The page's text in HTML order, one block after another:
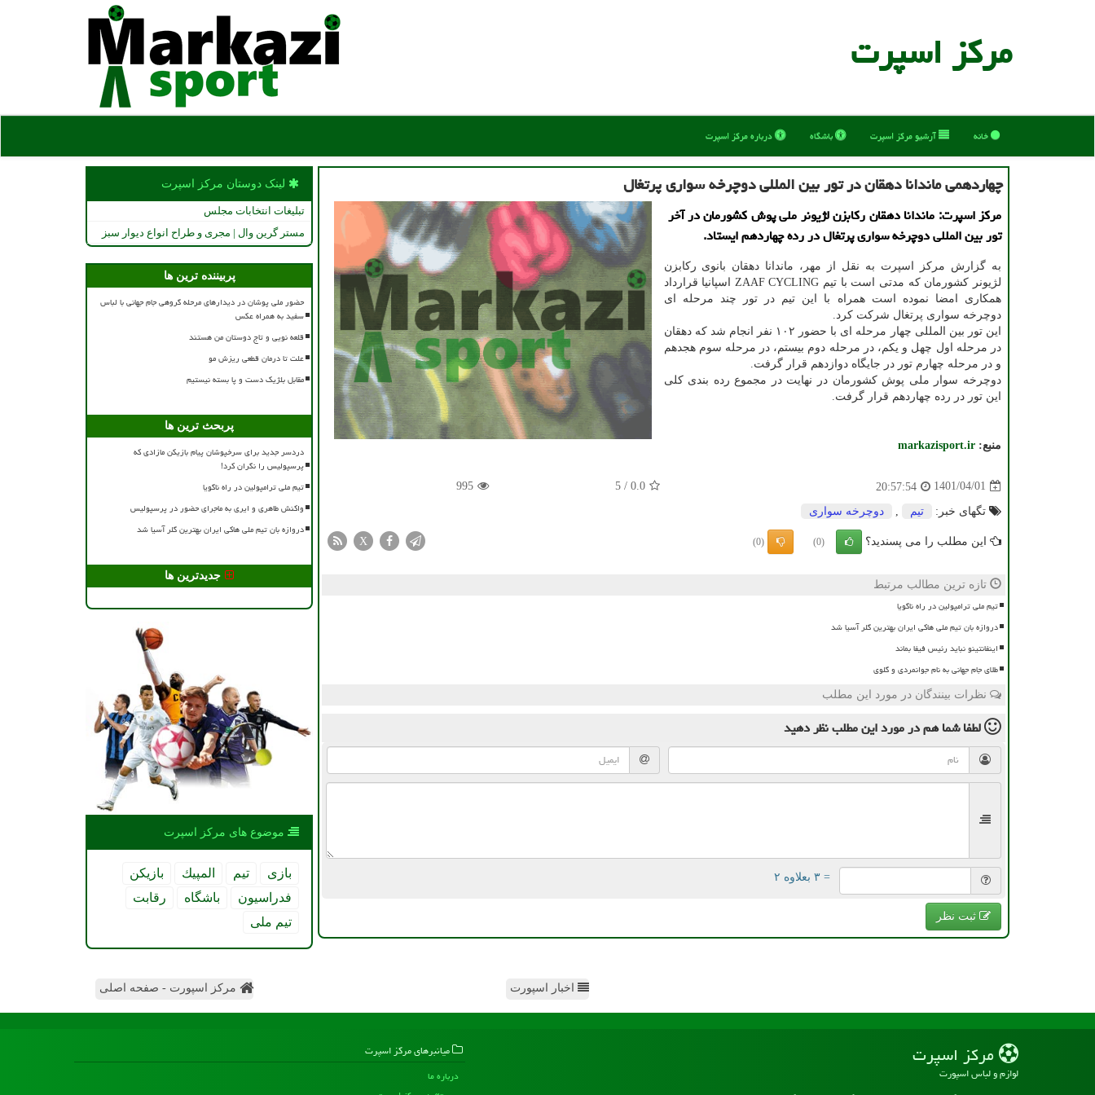
مركز اسپرت
خانه آرشیو مركز اسپرت باشگاه درباره مركز اسپرت
چهاردهمی ماندانا دهقان در تور بین المللی دوچرخه سواری پرتغال
مرکز اسپرت: ماندانا دهقان رکابزن لژیونر ملی پوش کشورمان در آخر
تور بین المللی دوچرخه سواری پرتغال در رده چهاردهم ایستاد.
به گزارش مرکز اسپرت به نقل از مهر، ماندانا دهقان بانوی رکابزن
لژیونر کشورمان که مدتی است با تیم ZAAF CYCLING اسپانیا قرارداد
همکاری امضا نموده است همراه با این تیم در تور چند مرحله ای
دوچرخه سواری پرتغال شرکت کرد.
این تور بین المللی چهار مرحله ای با حضور ۱۰۲ نفر انجام شد که دهقان
در مرحله اول چهل و یکم، در مرحله دوم بیستم، در مرحله سوم هجدهم
و در مرحله چهارم تور در جایگاه دوازدهم قرار گرفت.
دوچرخه سوار ملی پوش کشورمان در نهایت در مجموع رده بندی کلی
این تور در رده چهاردهم قرار گرفت.
منبع: markazisport.ir
1401/04/01
20:57:54
0.0
/
5
995
تگهای خبر: تیم دوچرخه سواری
این مطلب را می پسندید؟ (0)
(0)
X
تازه ترین مطالب مرتبط
تیم ملی ترامپولین در راه ناگویا
دروازه بان تیم ملی هاکی ایران بهترین گلر آسیا شد
اینفانتینو نباید رئیس فیفا بماند
طلای جام جهانی به نام جوانمردی و گلوی
نظرات بینندگان در مورد این مطلب
لطفا شما همدر مورد این مطلبنظر دهید
= ۳ بعلاوه ۲
ثبت نظر
لینک دوستان مركز اسپرت
تبلیغات انتخابات مجلس
مستر گرین وال | مجری و طراح انواع دیوار سبز
پربیننده ترین ها
حضور ملی پوشان در دیدارهای مرحله گروهی جام جهانی با لباس
سفید به همراه عکس
قلعه نویی و تاج دوستان من هستند
علت تا درمان قطعی ریزش مو
مقابل بلژیک دست و پا بسته نیستیم
پربحث ترین ها
دردسر جدید برای سرخپوشان پیام بازیکن مازادی که
پرسپولیس را نگران کرد!
تیم ملی ترامپولین در راه ناگویا
واکنش طاهری و ایری به ماجرای حضور در پرسپولیس
دروازه بان تیم ملی هاکی ایران بهترین گلر آسیا شد
جدیدترین ها
موضوع های مركز اسپرت
بازی تیم المپیك
بازیكن
فدراسیون
باشگاه
رقابت
تیم ملی
اخبار اسپورت مرکز اسپورت - صفحه اصلی
مركز اسپرت
لوازم و لباس اسپورت
میانبرهای مركز اسپرت
درباره ما